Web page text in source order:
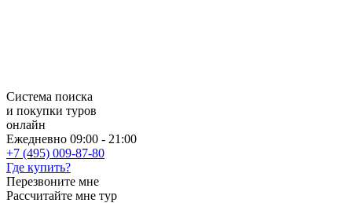
Система поиска
и покупки туров
онлайн
Ежедневно 09:00 - 21:00
+7 (495) 009-87-80
Где купить?
Перезвоните мне
Рассчитайте мне тур